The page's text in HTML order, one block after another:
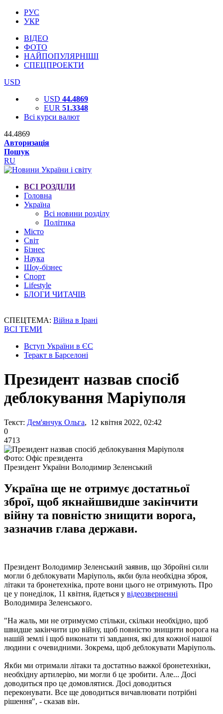
РУС
УКР
ВІДЕО
ФОТО
НАЙПОПУЛЯРНІШІ
СПЕЦПРОЕКТИ
USD
USD 44.4869
EUR 51.3348
Всі курси валют
44.4869
Авторизація
Пошук
RU
ВСІ РОЗДІЛИ
Головна
Україна
Всі новини розділу
Політика
Місто
Світ
Бізнес
Наука
Шоу-бізнес
Спорт
Lifestyle
БЛОГИ ЧИТАЧІВ
СПЕЦТЕМА: Війна в Ірані
ВСІ ТЕМИ
Вступ України в ЄС
Теракт в Барселоні
Президент назвав спосіб
деблокування Маріуполя
Текст: Дем'янчук Ольга, 12 квітня 2022, 02:42
0
4713
Фото: Офіс президента
Президент України Володимир Зеленський
Україна ще не отримує достатньої
зброї, щоб якнайшвидше закінчити
війну та повністю знищити ворога,
зазначив глава держави.
Президент Володимир Зеленський заявив, що Збройні сили
могли б деблокувати Маріуполь, якби була необхідна зброя,
літаки та бронетехніка, проте вони цього не отримують. Про
це у понеділок, 11 квітня, йдеться у відеозверненні
Володимира Зеленського.
"На жаль, ми не отримуємо стільки, скільки необхідно, щоб
швидше закінчити цю війну, щоб повністю знищити ворога на
нашій землі і щоб виконати ті завдання, які для кожної нашої
людини є очевидними. Зокрема, щоб деблокувати Маріуполь.
Якби ми отримали літаки та достатньо важкої бронетехніки,
необхідну артилерію, ми могли б це зробити. Але... Досі
доводиться про це домовлятися. Досі доводиться
переконувати. Все ще доводиться вичавлювати потрібні
рішення", - сказав він.